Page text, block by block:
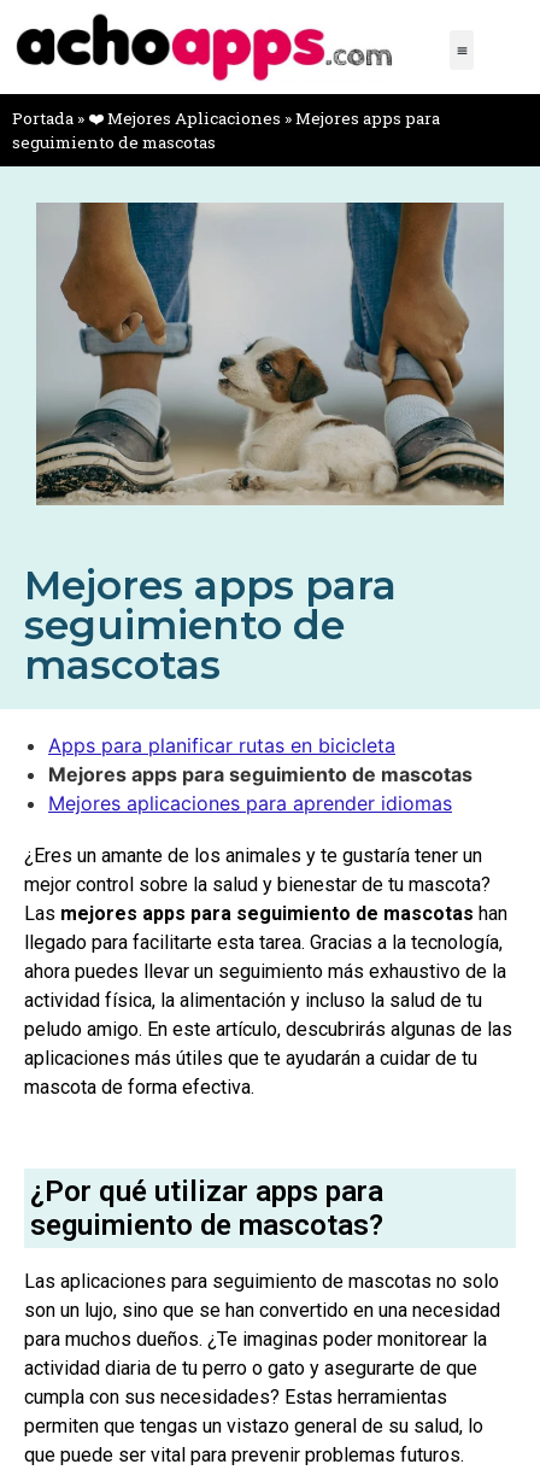
Portada » ❤️ Mejores Aplicaciones »Mejores apps para
seguimiento de mascotas
Mejores apps para
seguimiento de
mascotas
Apps para planificar rutas en bicicleta
Mejores apps para seguimiento de mascotas
Mejores aplicaciones para aprender idiomas
¿Eres un amante de los animales y te gustaría tener un
mejor control sobre la salud y bienestar de tu mascota?
Las mejores apps para seguimiento de mascotas han
llegado para facilitarte esta tarea. Gracias a la tecnología,
ahora puedes llevar un seguimiento más exhaustivo de la
actividad física, la alimentación y incluso la salud de tu
peludo amigo. En este artículo, descubrirás algunas de las
aplicaciones más útiles que te ayudarán a cuidar de tu
mascota de forma efectiva.
¿Por qué utilizar apps para
seguimiento de mascotas?
Las aplicaciones para seguimiento de mascotas no solo
son un lujo, sino que se han convertido en una necesidad
para muchos dueños. ¿Te imaginas poder monitorear la
actividad diaria de tu perro o gato y asegurarte de que
cumpla con sus necesidades? Estas herramientas
permiten que tengas un vistazo general de su salud, lo
que puede ser vital para prevenir problemas futuros.